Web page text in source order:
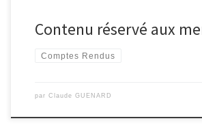
Contenu réservé aux
Comptes Rendus
par Claude GUENARD